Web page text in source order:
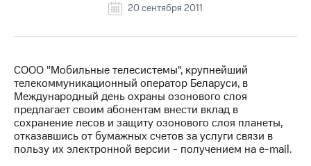
информация
Контакты
Медиа-центр
Пресс-
релизы
МТС
о технологиях
20 сентября 2011
СООО "Мобильные телесистемы", крупнейший
телекоммуникационный оператор Беларуси, в
Международный день охраны озонового слоя
предлагает своим абонентам внести вклад в
сохранение лесов и защиту озонового слоя планеты,
отказавшись от бумажных счетов за услуги связи в
пользу их электронной версии - получением на e-mail.